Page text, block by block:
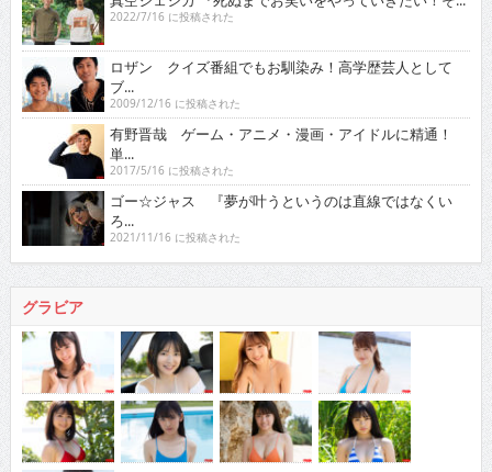
2022/7/16 に投稿された
ロザン クイズ番組でもお馴染み！高学歴芸人として
ブ...
2009/12/16 に投稿された
有野晋哉 ゲーム・アニメ・漫画・アイドルに精通！
単...
2017/5/16 に投稿された
ゴー☆ジャス 『夢が叶うというのは直線ではなくい
ろ...
2021/11/16 に投稿された
グラビア